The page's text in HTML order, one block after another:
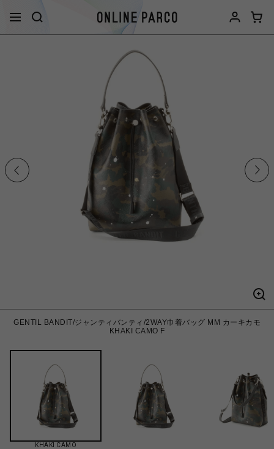
GENTIL BANDIT/ジャンティバンティ/2WAY巾着バッグ MM カーキカモ
KHAKI CAMO F
KHAKI CAMO